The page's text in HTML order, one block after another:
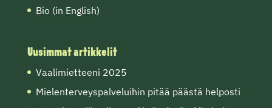
Bio (in English)
Uusimmat artikkelit
Vaalimietteeni 2025
Mielenterveyspalveluihin pitää päästä helposti